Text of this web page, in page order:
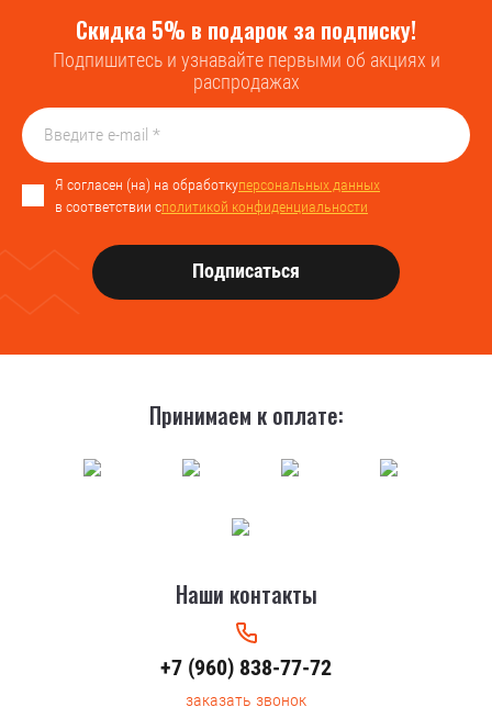
Скидка 5% в подарок за подписку!
Подпишитесь и узнавайте первыми об акциях и
распродажах
Я согласен (на) на обработкуперсональных данных
в соответствии сполитикой конфиденциальности
Подписаться
Принимаем к оплате:
Наши контакты
+7 (960) 838-77-72
заказать звонок